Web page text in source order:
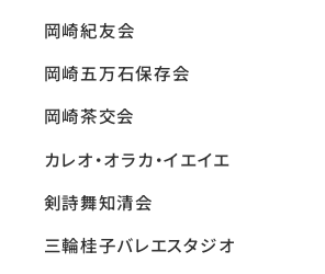
岡崎紀友会
岡崎五万石保存会
岡崎茶交会
カレオ・オラカ・イエイエ
剣詩舞知清会
三輪桂子バレエスタジオ